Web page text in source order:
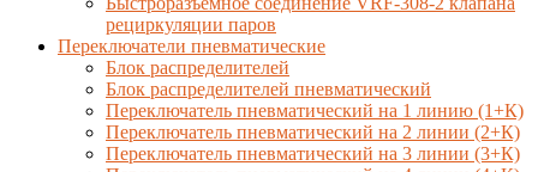
рециркуляции паров
Переключатели пневматические
Блок распределителей
Блок распределителей пневматический
Переключатель пневматический на 1 линию (1+К)
Переключатель пневматический на 2 линии (2+К)
Переключатель пневматический на 3 линии (3+К)